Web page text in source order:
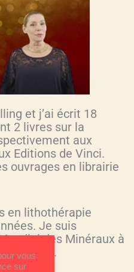
et j’ai écrit 18
2 livres sur la
aux
Editions de Vinci.
ouvrages en librairie
en lithothérapie
Je suis
des Minéraux à
Alsace.
vous
sur